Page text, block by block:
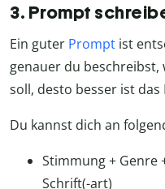
3. Prompt
Ein guter Prompt ist
genauer du beschreibst,
soll, desto besser ist das
Du kannst dich an
Stimmung + Genre
Schrift(-art)